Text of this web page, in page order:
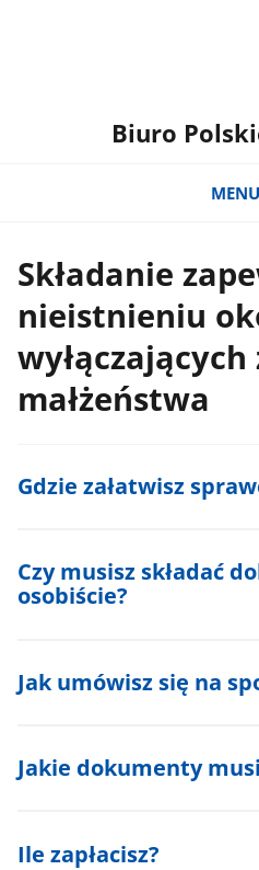
Biuro
MENU
Składanie
nieistnieniu
małżeństwa
Gdzie załatwisz
Czy musisz składać
osobiście?
Jak umówisz się na
Jakie dokumenty
Ile zapłacisz?